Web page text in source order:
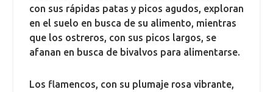
con sus rápidas patas y picos agudos, exploran
en el suelo en busca de su alimento, mientras
que los ostreros, con sus picos largos, se
afanan en busca de bivalvos para alimentarse.
Los flamencos, con su plumaje rosa vibrante,